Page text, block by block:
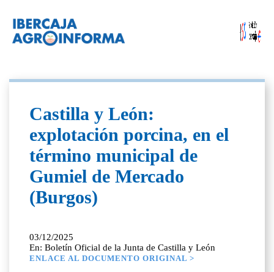
Castilla y León:
explotación porcina, en el
término municipal de
Gumiel de Mercado
(Burgos)
03/12/2025
En: Boletín Oficial de la Junta de Castilla y León
ENLACE AL DOCUMENTO ORIGINAL >